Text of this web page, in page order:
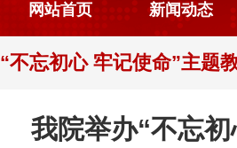
网站首页 新闻动态
“不忘初心 牢记使命”主题
我院举办“不忘